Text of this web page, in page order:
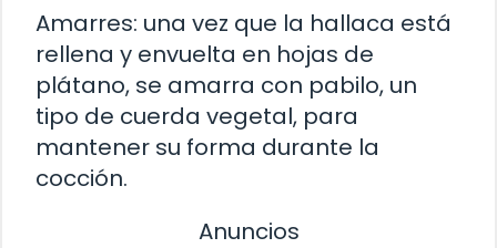
Amarres: una vez que la hallaca está
rellena y envuelta en hojas de
plátano, se amarra con pabilo, un
tipo de cuerda vegetal, para
mantener su forma durante la
cocción.
Anuncios